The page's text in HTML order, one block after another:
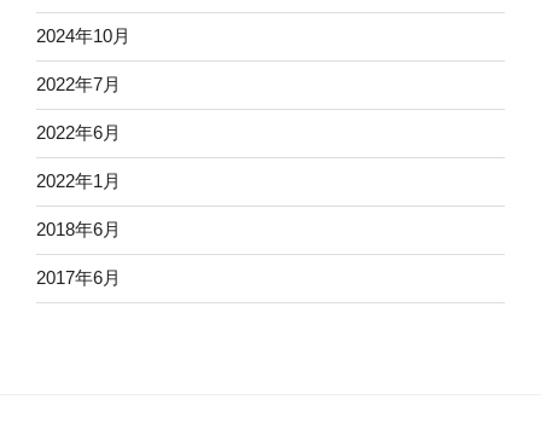
2024年10月
2022年7月
2022年6月
2022年1月
2018年6月
2017年6月